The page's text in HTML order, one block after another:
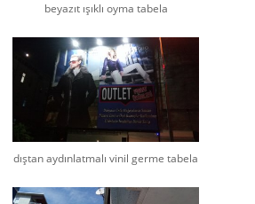
beyazıt ışıklı oyma tabela
dıştan aydınlatmalı vinil germe tabela